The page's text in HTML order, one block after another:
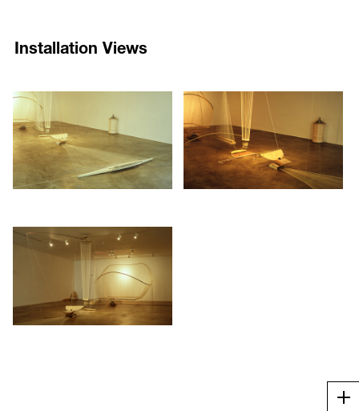
(한국적) 경험은 미국인의 (미국적) 경험과는 환연히 다르다. 미국은 임
었던 기술/기예는 벽에 시리즈로 매달린 특수 제작된 케이스의 기술적
인 표상에 자리를 내어준다.이 부조들은 한 신전을 받드는 물질들을 모
아놓은 것들로부터 기인하며, 그 신전은 산업 사회를 위한 신전이다.
현재의 나이에 이른 임충섭은 미국과 서구 문화에 대한 많은 경험을 쌓
았으며 그것을 각각의 아상블라쥬와 정물에서 풍경, 추상에서 신체의
해부를 표현하는 몽타쥬에 이르는 여러가지 장르를 결합한 작품속에 고
스란히 담아 놓았다.
할 수 있지 않을까 한다.
Installation Views
/upload/installations/bb6d_install_82.jpg/upload/installations/
/upload/installations/bc76_install_82.jpg